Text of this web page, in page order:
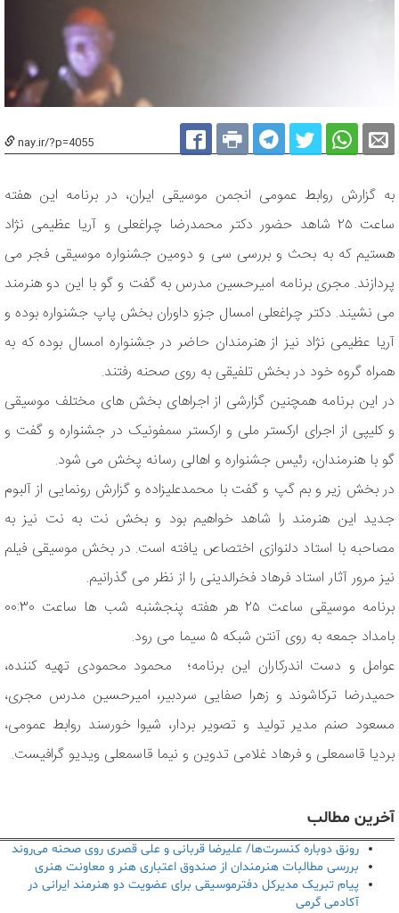
nay.ir/?p=4055
به گزارش روابط عمومی انجمن موسیقی ایران، در برنامه این هفته
ساعت ۲۵ شاهد حضور دکتر محمدرضا چراغعلی و آریا عظیمی نژاد
هستیم که به بحث و بررسی سی و دومین جشنواره موسیقی فجر می
پردازند. مجری برنامه امیرحسین مدرس به گفت و گو با این دو هنرمند
می نشیند. دکتر چراغعلی امسال جزو داوران بخش پاپ جشنواره بوده و
آریا عظیمی نژاد نیز از هنرمندان حاضر در جشنواره امسال بوده که به
همراه گروه خود در بخش تلفیقی به روی صحنه رفتند.
در این برنامه همچنین گزارشی از اجراهای بخش های مختلف موسیقی
و کلیپی از اجرای ارکستر ملی و ارکستر سمفونیک در جشنواره و گفت و
گو با هنرمندان، رئیس جشنواره و اهالی رسانه پخش می شود.
در بخش زیر و بم گپ و گفت با محمدعلیزاده و گزارش رونمایی از آلبوم
جدید این هنرمند را شاهد خواهیم بود و بخش نت به نت نیز به
مصاحبه با استاد دلنوازی اختصاص یافته است. در بخش موسیقی فیلم
نیز مرور آثار استاد فرهاد فخرالدینی را از نظر می گذرانیم.
برنامه موسیقی ساعت ۲۵ هر هفته پنجشنبه شب ها ساعت ۰۰:۳۰
بامداد جمعه به روی آنتن شبکه ۵ سیما می رود.
عوامل و دست اندرکاران این برنامه؛ محمود محمودی تهیه کننده،
حمیدرضا ترکاشوند و زهرا صفایی سردبیر، امیرحسین مدرس مجری،
مسعود صنم مدیر تولید و تصویر بردار، شیوا خورسند روابط عمومی،
بردیا قاسمعلی و فرهاد غلامی تدوین و نیما قاسمعلی ویدیو گرافیست.
آخرین مطالب
رونق دوباره کنسرت‌ها/ علیرضا قربانی و علی قصری روی صحنه می‌روند
بررسی مطالبات هنرمندان از صندوق اعتباری هنر و معاونت هنری
پیام تبریک مدیرکل دفترموسیقی برای عضویت دو هنرمند ایرانی در
آکادمی گرمی